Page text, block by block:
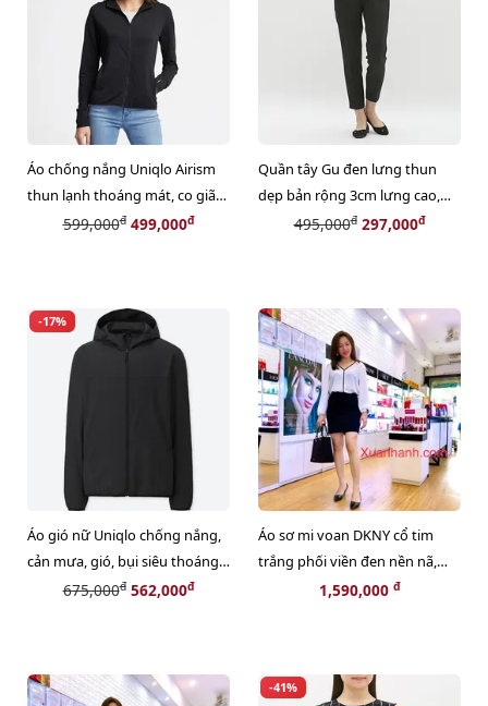
Áo chống nắng Uniqlo Airism
thun lạnh thoáng mát, co giãn
tốt, #09 Black size L
599,000đ499,000đ
Quần tây Gu đen lưng thun
dẹp bản rộng 3cm lưng cao,
thoải mái, size L
495,000đ297,000đ
-17%
Áo gió nữ Uniqlo chống nắng,
cản mưa, gió, bụi siêu thoáng,
#Black size XL
675,000đ562,000đ
Áo sơ mi voan DKNY cổ tim
trắng phối viền đen nền nã,
sang trọng
Size S
1,590,000 đ
-41%